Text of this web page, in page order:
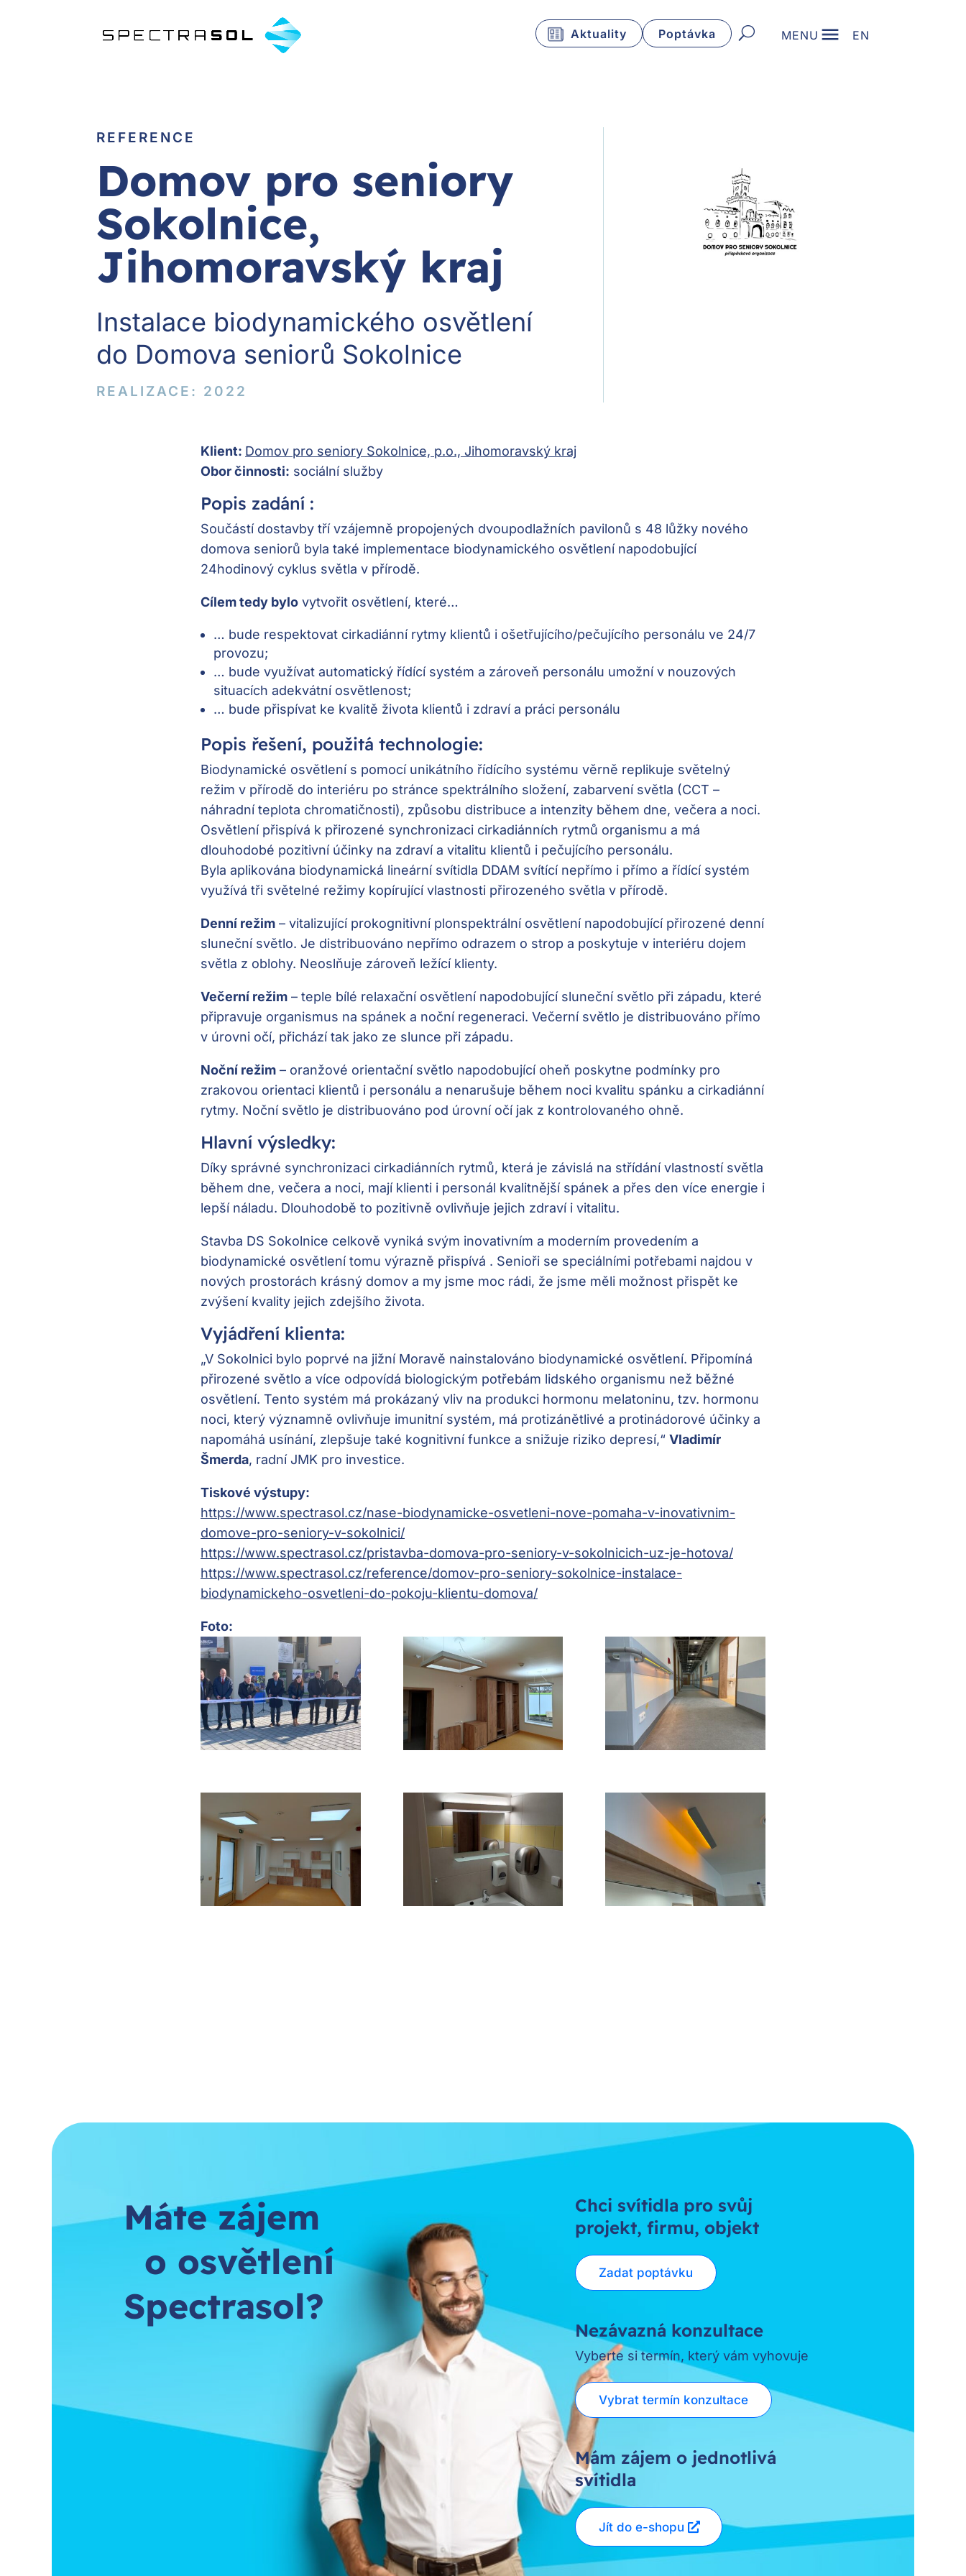
MENU EN
Aktuality Poptávka
REFERENCE
Domov pro seniory
Sokolnice,
Jihomoravský kraj
Instalace biodynamického osvětlení
do Domova seniorů Sokolnice
REALIZACE: 2022
Klient: Domov pro seniory Sokolnice, p.o., Jihomoravský kraj
Obor činnosti: sociální služby
Popis zadání :
Součástí dostavby tří vzájemně propojených dvoupodlažních pavilonů s 48 lůžky nového
domova seniorů byla také implementace biodynamického osvětlení napodobující
24hodinový cyklus světla v přírodě.
Cílem tedy bylo vytvořit osvětlení, které…
… bude respektovat cirkadiánní rytmy klientů i ošetřujícího/pečujícího personálu ve 24/7
provozu;
… bude využívat automatický řídící systém a zároveň personálu umožní v nouzových
situacích adekvátní osvětlenost;
… bude přispívat ke kvalitě života klientů i zdraví a práci personálu
Popis řešení, použitá technologie:
Biodynamické osvětlení s pomocí unikátního řídícího systému věrně replikuje světelný
režim v přírodě do interiéru po stránce spektrálního složení, zabarvení světla (CCT –
náhradní teplota chromatičnosti), způsobu distribuce a intenzity během dne, večera a noci.
Osvětlení přispívá k přirozené synchronizaci cirkadiánních rytmů organismu a má
dlouhodobé pozitivní účinky na zdraví a vitalitu klientů i pečujícího personálu.
Byla aplikována biodynamická lineární svítidla DDAM svítící nepřímo i přímo a řídící systém
využívá tři světelné režimy kopírující vlastnosti přirozeného světla v přírodě.
Denní režim – vitalizující prokognitivní plonspektrální osvětlení napodobující přirozené denní
sluneční světlo. Je distribuováno nepřímo odrazem o strop a poskytuje v interiéru dojem
světla z oblohy. Neoslňuje zároveň ležící klienty.
Večerní režim – teple bílé relaxační osvětlení napodobující sluneční světlo při západu, které
připravuje organismus na spánek a noční regeneraci. Večerní světlo je distribuováno přímo
v úrovni očí, přichází tak jako ze slunce při západu.
Noční režim – oranžové orientační světlo napodobující oheň poskytne podmínky pro
zrakovou orientaci klientů i personálu a nenarušuje během noci kvalitu spánku a cirkadiánní
rytmy. Noční světlo je distribuováno pod úrovní očí jak z kontrolovaného ohně.
Hlavní výsledky:
Díky správné synchronizaci cirkadiánních rytmů, která je závislá na střídání vlastností světla
během dne, večera a noci, mají klienti i personál kvalitnější spánek a přes den více energie i
lepší náladu. Dlouhodobě to pozitivně ovlivňuje jejich zdraví i vitalitu.
Stavba DS Sokolnice celkově vyniká svým inovativním a moderním provedením a
biodynamické osvětlení tomu výrazně přispívá . Senioři se speciálními potřebami najdou v
nových prostorách krásný domov a my jsme moc rádi, že jsme měli možnost přispět ke
zvýšení kvality jejich zdejšího života.
Vyjádření klienta:
„V Sokolnici bylo poprvé na jižní Moravě nainstalováno biodynamické osvětlení. Připomíná
přirozené světlo a více odpovídá biologickým potřebám lidského organismu než běžné
osvětlení. Tento systém má prokázaný vliv na produkci hormonu melatoninu, tzv. hormonu
noci, který významně ovlivňuje imunitní systém, má protizánětlivé a protinádorové účinky a
napomáhá usínání, zlepšuje také kognitivní funkce a snižuje riziko depresí,“ Vladimír
Šmerda, radní JMK pro investice.
Tiskové výstupy:
https://www.spectrasol.cz/nase-biodynamicke-osvetleni-nove-pomaha-v-inovativnim-
domove-pro-seniory-v-sokolnici/
https://www.spectrasol.cz/pristavba-domova-pro-seniory-v-sokolnicich-uz-je-hotova/
https://www.spectrasol.cz/reference/domov-pro-seniory-sokolnice-instalace-
biodynamickeho-osvetleni-do-pokoju-klientu-domova/
Foto:
Máte zájem
o osvětlení
Spectrasol?
Chci svítidla pro svůj
projekt, firmu, objekt
Zadat poptávku
Nezávazná konzultace
Vyberte si termín, který vám vyhovuje
Vybrat termín konzultace
Mám zájem o jednotlivá
svítidla
Jít do e-shopu